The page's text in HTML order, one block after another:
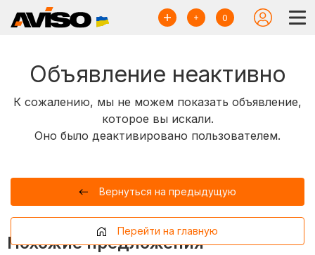
0
Объявление неактивно
К сожалению, мы не можем показать объявление,
которое вы искали.
Оно было деактивировано пользователем.
Вернуться на предыдущую
Перейти на главную
Похожие предложения